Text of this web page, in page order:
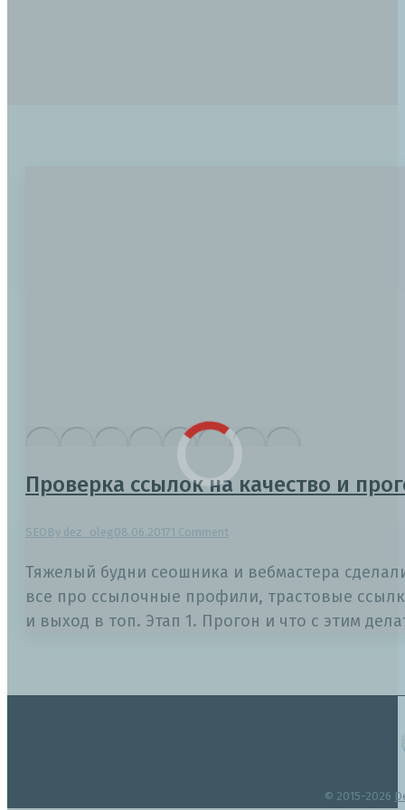
Проверка ссылок на качество и
SEO By dez_oleg 08.06.20171 Comment
Тяжелый будни сеошника и вебмастера
все про ссылочные профили, трастовые
и выход в топ. Этап 1. Прогон и что с этим
© 2015-2026